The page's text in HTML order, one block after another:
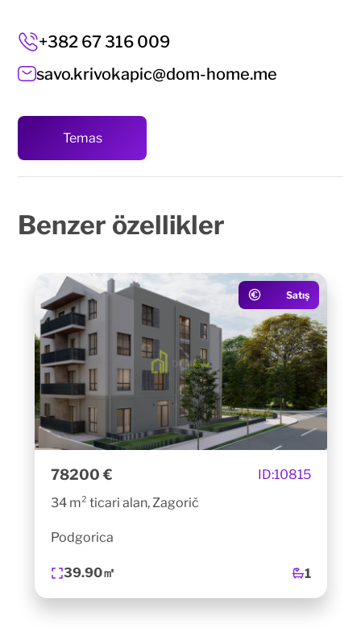
+382 67 316 009
savo.krivokapic@dom-home.me
Temas
Benzer özellikler
Satış
78200 € ID:10815
34 m² ticari alan, Zagorič
Podgorica
39.90㎡ 1